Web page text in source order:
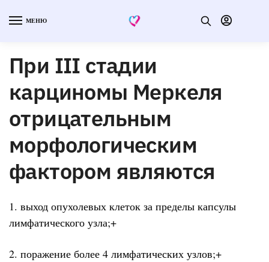
МЕНЮ
При III стадии
карциномы Меркеля
отрицательным
морфологическим
фактором являются
1. выход опухолевых клеток за пределы капсулы
лимфатического узла;+
2. поражение более 4 лимфатических узлов;+